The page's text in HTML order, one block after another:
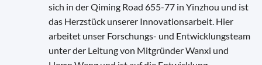
sich in der Qiming Road 655-77 in Yinzhou und ist
das Herzstück unserer Innovationsarbeit. Hier
arbeitet unser Forschungs- und Entwicklungsteam
unter der Leitung von Mitgründer Wanxi und